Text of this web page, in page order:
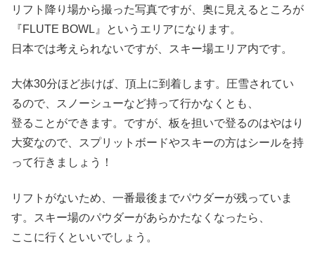
リフト降り場から撮った写真ですが、奥に見えるところが
『FLUTE BOWL』というエリアになります。
日本では考えられないですが、スキー場エリア内です。
大体30分ほど歩けば、頂上に到着します。圧雪されてい
るので、スノーシューなど持って行かなくとも、
登ることができます。ですが、板を担いで登るのはやはり
大変なので、スプリットボードやスキーの方はシールを持
って行きましょう！
リフトがないため、一番最後までパウダーが残っていま
す。スキー場のパウダーがあらかたなくなったら、
ここに行くといいでしょう。